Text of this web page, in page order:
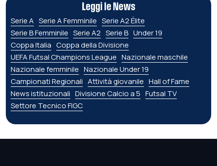
Leggi le News
Serie A Serie A Femminile Serie A2 Élite
Serie B Femminile Serie A2 Serie B Under 19
Coppa Italia Coppa della Divisione
UEFA Futsal Champions League Nazionale maschile
Nazionale femminile Nazionale Under 19
Campionati Regionali Attività giovanile Hall of Fame
News istituzionali Divisione Calcio a 5 Futsal TV
Settore Tecnico FIGC